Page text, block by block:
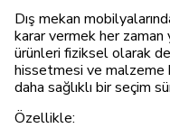
Dış mekan
karar vermek her zaman
ürünleri fiziksel olarak
hissetmesi ve malzeme
daha sağlıklı bir seçim
Özellikle: